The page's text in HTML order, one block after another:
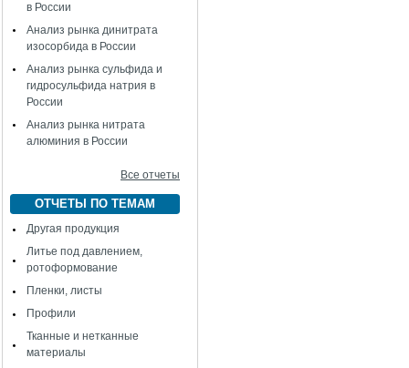
в России
Анализ рынка динитрата
изосорбида в России
Анализ рынка сульфида и
гидросульфида натрия в
России
Анализ рынка нитрата
алюминия в России
Все отчеты
ОТЧЕТЫ ПО ТЕМАМ
Другая продукция
Литье под давлением,
ротоформование
Пленки, листы
Профили
Тканные и нетканные
материалы